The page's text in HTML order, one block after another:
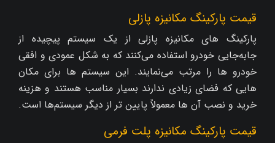
قیمت پارکینگ مکانیزه پازلی
پارکینگ‌ های مکانیزه پازلی از یک سیستم پیچیده از
جابه‌جایی خودرو استفاده می‌کنند که به شکل عمودی و افقی
خودرو ها را مرتب می‌نمایند. این سیستم‌ ها برای مکان‌
هایی که فضای زیادی ندارند بسیار مناسب هستند و هزینه
خرید و نصب آن‌ ها معمولاً پایین‌ تر از دیگر سیستم‌ها است.
قیمت پارکینگ مکانیزه پلت‌ فرمی